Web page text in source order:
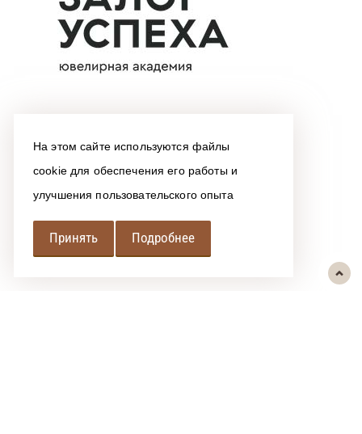
На этом сайте используются файлы
cookie для обеспечения его работы и
улучшения пользовательского опыта
Принять Подробнее